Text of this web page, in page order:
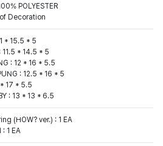
POLYESTER
Decoration
* 15.5 * 5
11.5 * 14.5 * 5
: 12 * 16 * 5.5
: 12.5 * 16 * 5
17 * 5.5
: 13 * 13 * 6.5
(HOW? ver.) : 1 EA
1 EA